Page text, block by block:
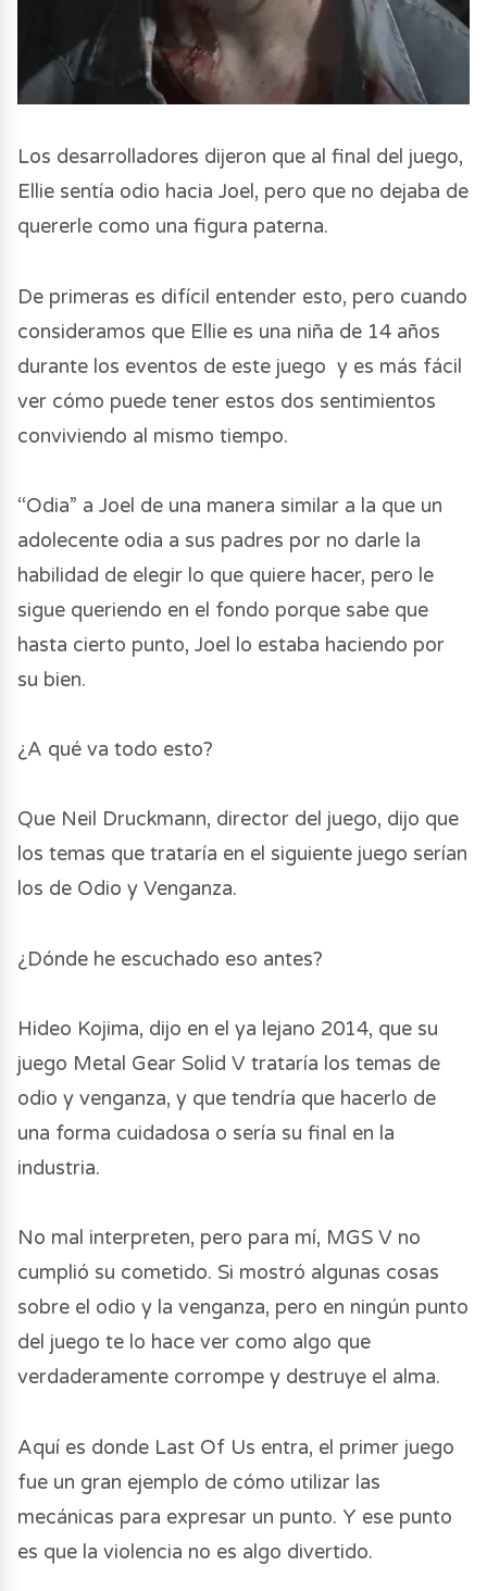
Los desarrolladores dijeron que al final del juego,
Ellie sentía odio hacia Joel, pero que no dejaba de
quererle como una figura paterna.
De primeras es difícil entender esto, pero cuando
consideramos que Ellie es una niña de 14 años
durante los eventos de este juego y es más fácil
ver cómo puede tener estos dos sentimientos
conviviendo al mismo tiempo.
“Odia” a Joel de una manera similar a la que un
adolecente odia a sus padres por no darle la
habilidad de elegir lo que quiere hacer, pero le
sigue queriendo en el fondo porque sabe que
hasta cierto punto, Joel lo estaba haciendo por
su bien.
¿A qué va todo esto?
Que Neil Druckmann, director del juego, dijo que
los temas que trataría en el siguiente juego serían
los de Odio y Venganza.
¿Dónde he escuchado eso antes?
Hideo Kojima, dijo en el ya lejano 2014, que su
juego Metal Gear Solid V trataría los temas de
odio y venganza, y que tendría que hacerlo de
una forma cuidadosa o sería su final en la
industria.
No mal interpreten, pero para mí, MGS V no
cumplió su cometido. Si mostró algunas cosas
sobre el odio y la venganza, pero en ningún punto
del juego te lo hace ver como algo que
verdaderamente corrompe y destruye el alma.
Aquí es donde Last Of Us entra, el primer juego
fue un gran ejemplo de cómo utilizar las
mecánicas para expresar un punto. Y ese punto
es que la violencia no es algo divertido.